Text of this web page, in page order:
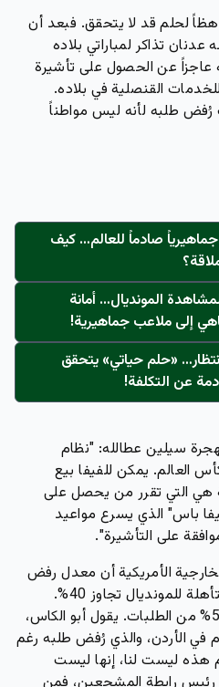
لحلم قد لا يتحقق. فبعد أن
تذاكر لمباراتي بلاده
نفسه عاجزاً عن الحصول على تأشيرة
القنصلية في بلاده.
رُفض طلبه لأنه ليس مواطناً
صادماً للعالم… كيف
لمشاهدة المونديال… أمانة
إلى ملاعب جماهيرية!
«حلم حياتي» يتحقق
عن التكلفة!
سيلين عطالله: "نظام
العالم. يمكن للفيفا بيع
هي التي تقرر من يحصل على
باس" الذي يسرع مواعيد
على التأشيرة".
الأمريكية أن معدل رفض
التأشيرات لمواطني 11 دولة متأهلة للمونديال تجاوز 40%.
وتصدر الأردن القائمة برفض 57% من الطلبات. يقول أبو الكاس،
الأردن، والذي رُفض طلبه رغم
هذه ليست لنا، إنها ليست